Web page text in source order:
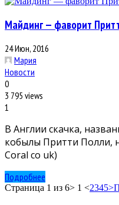
Майдинг — фаворит
24 Июн, 2016
Мария
Новости
0
3 795 views
1
В Англии скачка,
кобылы Притти Полли,
Coral co uk)
Подробнее
Страница 1 из 6> 1 <2345>